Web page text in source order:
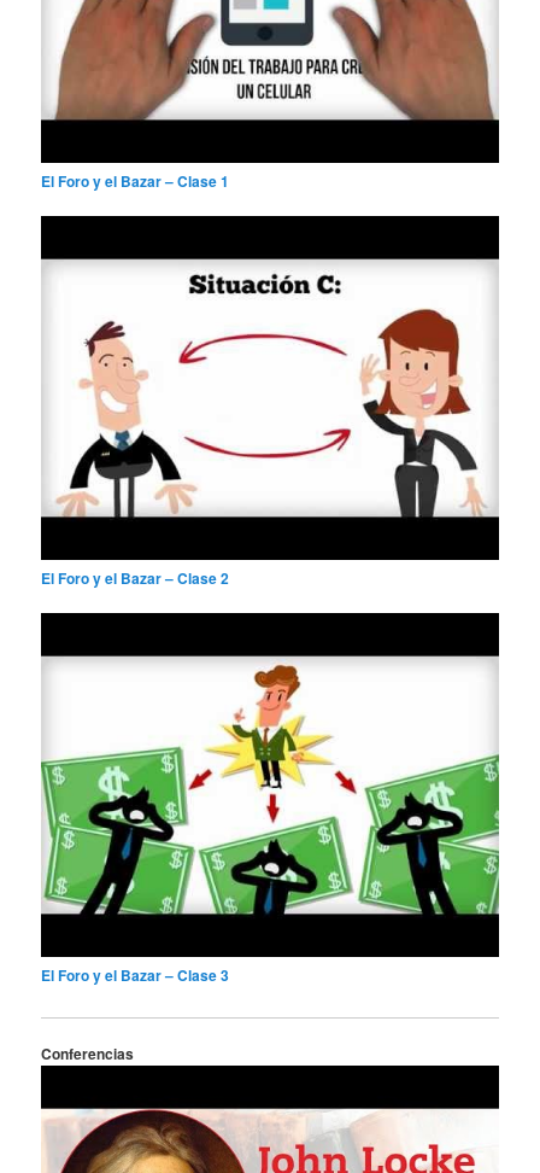
El Foro y el Bazar – Clase 1
El Foro y el Bazar – Clase 2
El Foro y el Bazar – Clase 3
Conferencias